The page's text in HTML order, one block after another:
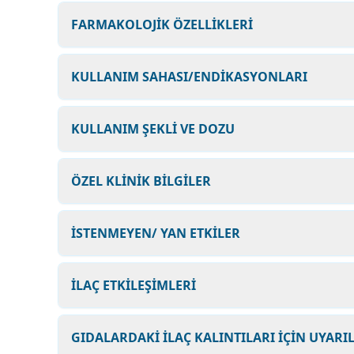
FARMAKOLOJİK ÖZELLİKLERİ
KULLANIM SAHASI/ENDİKASYONLARI
KULLANIM ŞEKLİ VE DOZU
ÖZEL KLİNİK BİLGİLER
İSTENMEYEN/ YAN ETKİLER
İLAÇ ETKİLEŞİMLERİ
GIDALARDAKİ İLAÇ KALINTILARI İÇİN